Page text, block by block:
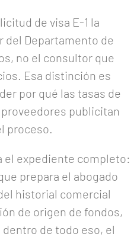
de visa E-1 la
del Departamento de
no el consultor que
Esa distinción es
por qué las tasas de
publicitan
proceso.
el expediente completo:
prepara el abogado
historial comercial
de origen de fondos,
de todo eso, el